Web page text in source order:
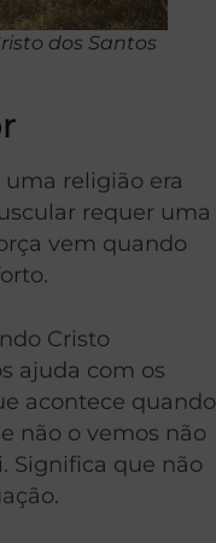
dos Santos
religião era
requer uma
vem quando
Cristo
ajuda com os
acontece quando
não o vemos não
Significa que não